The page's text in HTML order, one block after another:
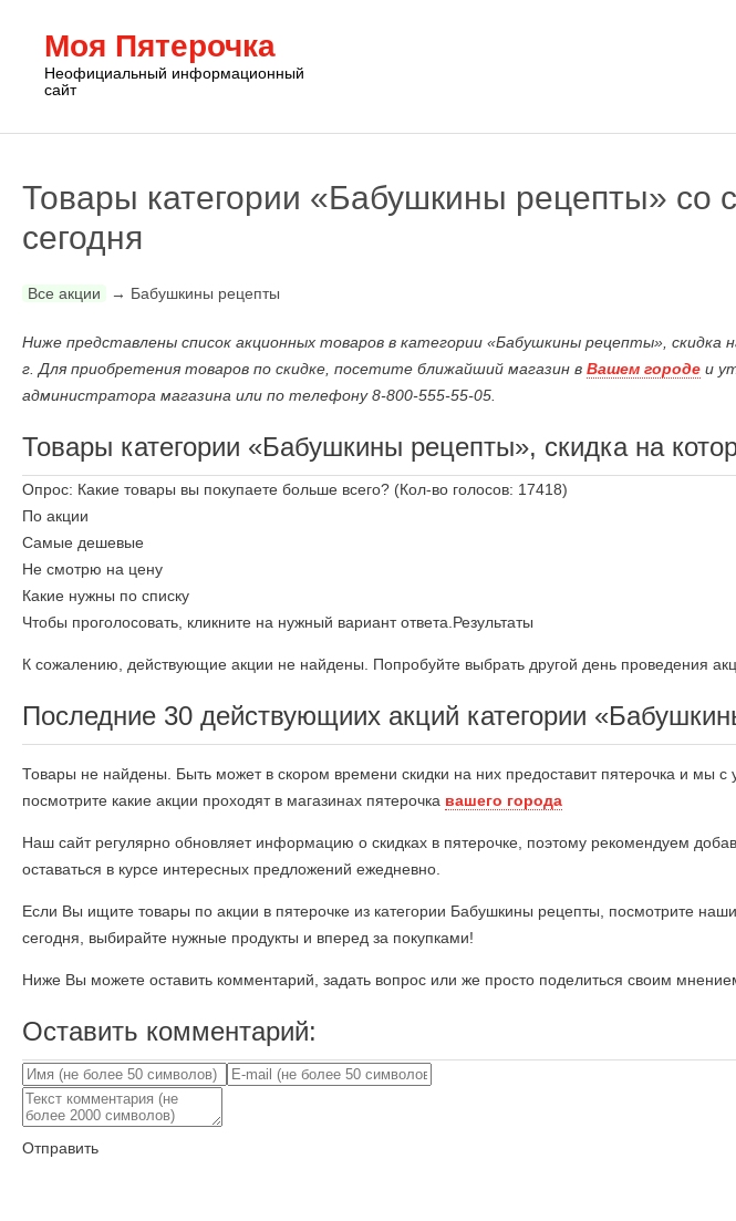
Моя Пятерочка
Неофициальный информационный
сайт
Товары категории «Бабушкины рецепты» со
сегодня
Все акции → Бабушкины рецепты
Ниже представлены список акционных товаров в категории «Бабушкины рецепты», скидка
г. Для приобретения товаров по скидке, посетите ближайший магазин в Вашем городе и
администратора магазина или по телефону 8-800-555-55-05.
Товары категории «Бабушкины рецепты», скидка на
Опрос: Какие товары вы покупаете больше всего? (Кол-во голосов: 17418)
По акции
Самые дешевые
Не смотрю на цену
Какие нужны по списку
Чтобы проголосовать, кликните на нужный вариант ответа. Результаты
К сожалению, действующие акции не найдены. Попробуйте выбрать другой день проведения
Последние 30 действующиих акций категории
Товары не найдены. Быть может в скором времени скидки на них предоставит пятерочка и мы
посмотрите какие акции проходят в магазинах пятерочка вашего города
Наш сайт регулярно обновляет информацию о скидках в пятерочке, поэтому рекомендуем
оставаться в курсе интересных предложений ежедневно.
Если Вы ищите товары по акции в пятерочке из категории Бабушкины рецепты, посмотрите
сегодня, выбирайте нужные продукты и вперед за покупками!
Ниже Вы можете оставить комментарий, задать вопрос или же просто поделиться своим
Оставить комментарий:
Отправить